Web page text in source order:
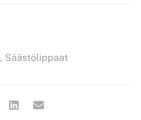
, Säästölippaat